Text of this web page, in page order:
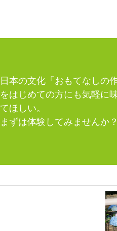
日本の文化「おもてなしの作
をはじめての方にも気軽に
てほしい。
まずは体験してみませんか？